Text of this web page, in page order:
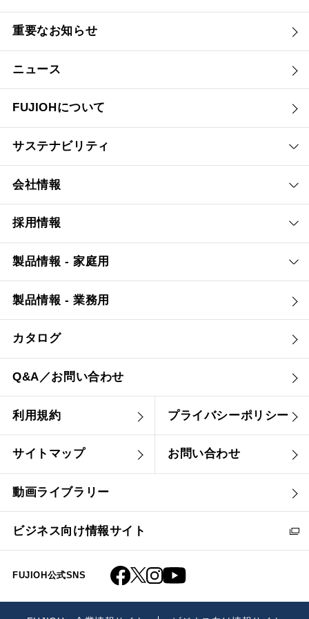
重要なお知らせ
ニュース
FUJIOHについて
サステナビリティ
会社情報
採用情報
製品情報 - 家庭用
製品情報 - 業務用
カタログ
Q&A／お問い合わせ
利用規約 プライバシーポリシー
サイトマップ お問い合わせ
動画ライブラリー
ビジネス向け情報サイト
FUJIOH公式SNS